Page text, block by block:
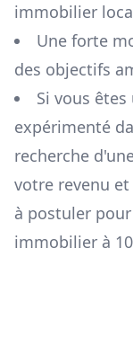
immobilier
Une forte
des objectifs
Si vous
expérimenté
recherche
votre revenu
à postuler
immobilier à